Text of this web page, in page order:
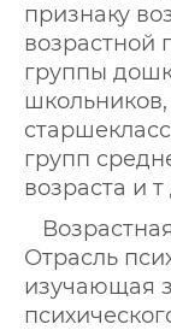
признаку
возрастной
группы
групп
возраста и т
Отрасль
изучающая